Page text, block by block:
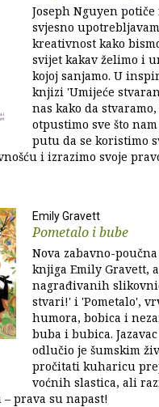
Joseph Nguyen potiče
svjesno
kreativnost kako
svijet kakav želimo i
kojoj sanjamo. U
knjizi 'Umijeće
nas kako da
otpustimo sve što
putu da se koristimo
i izrazimo svoje
Emily Gravett
Pometalo i bube
Nova zabavno-poučna
knjiga Emily Gravett,
nagrađivanih
stvari!' i 'Pometalo',
humora, bobica i
buba i bubica.
odlučio je šumskim
pročitati kuharicu
voćnih slastica, ali
prava su napast!